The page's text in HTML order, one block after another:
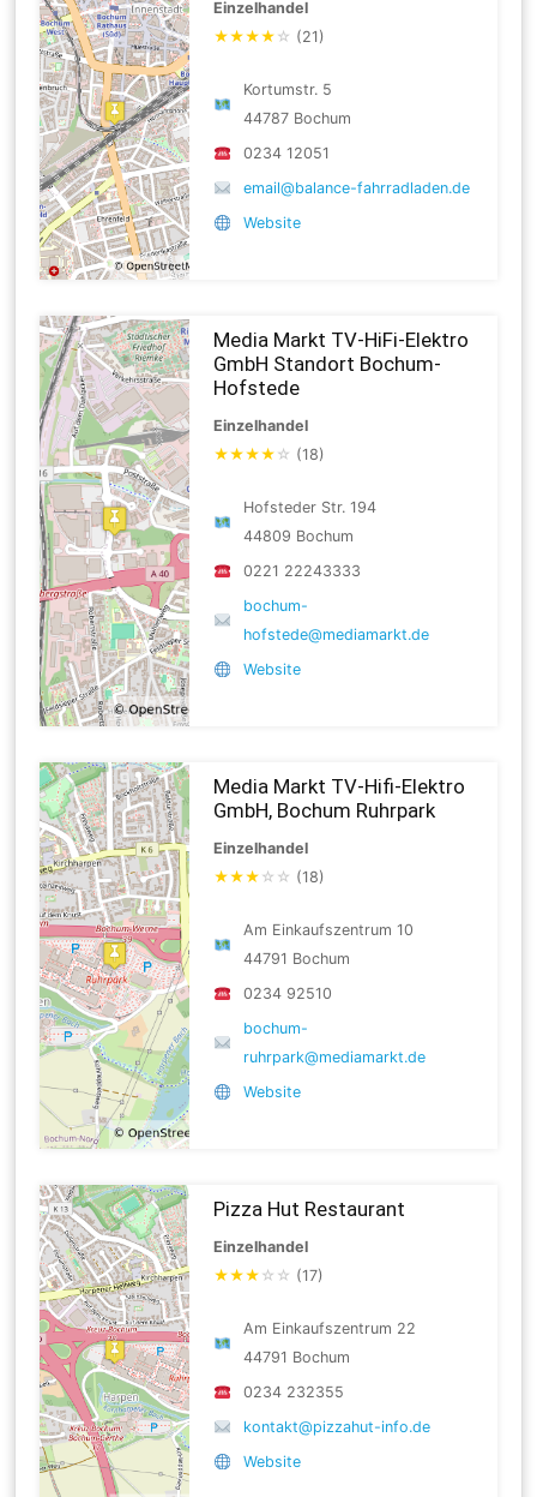
Einzelhandel
★★★★ ☆ (21)
Kortumstr. 5
44787 Bochum
0234 12051
email@balance-fahrradladen.de
Website
Media Markt TV-HiFi-Elektro
GmbH Standort Bochum-
Hofstede
Einzelhandel
★★★★ ☆ (18)
Hofsteder Str. 194
44809 Bochum
0221 22243333
bochum-
hofstede@mediamarkt.de
Website
Media Markt TV-Hifi-Elektro
GmbH, Bochum Ruhrpark
Einzelhandel
★★★ ☆ ☆ (18)
Am Einkaufszentrum 10
44791 Bochum
0234 92510
bochum-
ruhrpark@mediamarkt.de
Website
Pizza Hut Restaurant
Einzelhandel
★★★ ☆ ☆ (17)
Am Einkaufszentrum 22
44791 Bochum
0234 232355
kontakt@pizzahut-info.de
Website